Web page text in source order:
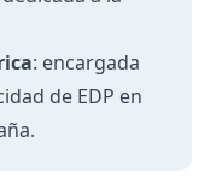
: encargada
de EDP en